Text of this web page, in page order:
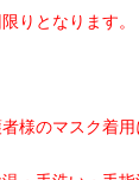
りとなります。
様のマスク着